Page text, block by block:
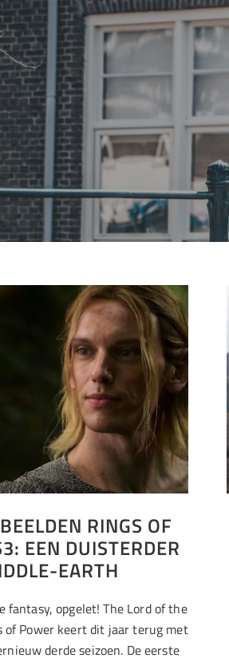
RINGS OF
EEN DUISTERDER
EARTH
fantasy, opgelet! The Lord of the
of Power keert dit jaar terug met
derde seizoen. De eerste